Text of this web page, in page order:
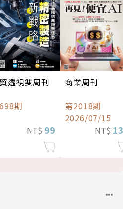
透視雙周刊
期
NT$ 99
商業周刊
第2018期
2026/07/15
NT$